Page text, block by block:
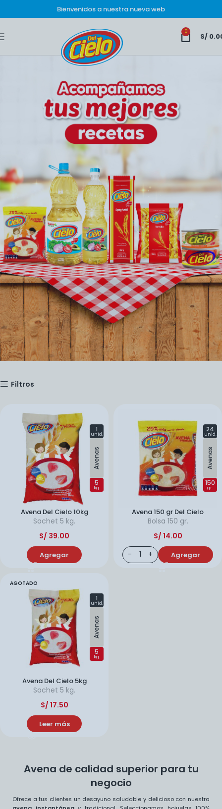
Bienvenidos a nuestra nueva web
0
S/
Filtros
1
unid.
Avenas
5
kg.
Avena Del Cielo 10kg
Sachet 5 kg.
S/ 39.00
Agregar
24
unid.
Avenas
150
gr.
Avena 150 gr Del Cielo
Bolsa 150 gr.
S/ 14.00
Agregar
AGOTADO
1
unid.
Avenas
5
kg.
Avena Del Cielo 5kg
Sachet 5 kg.
S/ 17.50
Leer más
Avena de calidad superior para tu
negocio
Ofrece a tus clientes un desayuno saludable y delicioso con nuestra